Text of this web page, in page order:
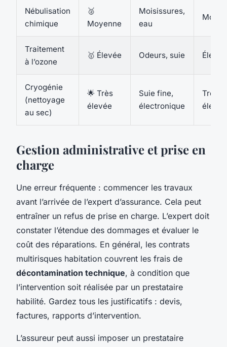
Nébulisation
chimique
🥈
Moyenne
Moisissures,
eau
Traitement
à l’ozone
🥇 Élevée Odeurs, suie Élevé
Cryogénie
(nettoyage
au sec)
🌟 Très
élevée
Suie fine,
électronique
Très
élevé
Gestion administrative et prise en
charge
Une erreur fréquente : commencer les travaux
avant l’arrivée de l’expert d’assurance. Cela peut
entraîner un refus de prise en charge. L’expert doit
constater l’étendue des dommages et évaluer le
coût des réparations. En général, les contrats
multirisques habitation couvrent les frais de
décontamination technique, à condition que
l’intervention soit réalisée par un prestataire
habilité. Gardez tous les justificatifs : devis,
factures, rapports d’intervention.
L’assureur peut aussi imposer un prestataire